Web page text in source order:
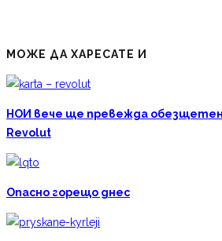
МОЖЕ ДА ХАРЕСАТЕ И
НОИ вече ще превежда
Revolut
Опасно горещо днес